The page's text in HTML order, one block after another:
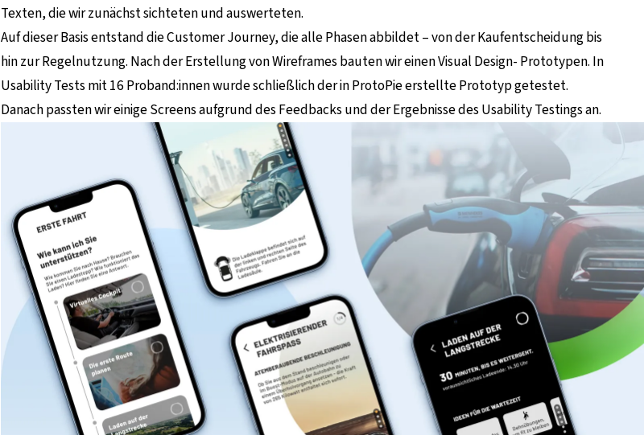
Texten, die wir zunächst sichteten und auswerteten.
Auf dieser Basis entstand die Customer Journey, die alle Phasen abbildet – von der Kaufentscheidung bis
hin zur Regelnutzung. Nach der Erstellung von Wireframes bauten wir einen Visual Design- Prototypen. In
Usability Tests mit 16 Proband:innen wurde schließlich der in ProtoPie erstellte Prototyp getestet.
Danach passten wir einige Screens aufgrund des Feedbacks und der Ergebnisse des Usability Testings an.